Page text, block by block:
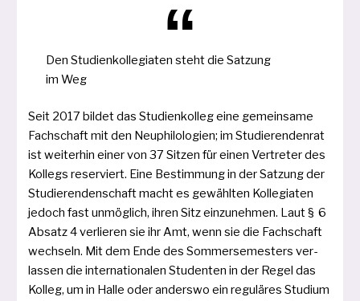
Den Studienkollegiaten steht die Satzung
im Weg
Seit 2017 bil­det das Studienkolleg eine gemein­sa­me
Fachschaft mit den Neuphilologien; im Studierendenrat
ist wei­ter­hin einer von 37 Sitzen für einen Vertreter des
Kollegs reser­viert. Eine Bestimmung in der Satzung der
Studierendenschaft macht es gewähl­ten Kollegiaten
jedoch fast unmög­lich, ihren Sitz ein­zu­neh­men. Laut § 6
Absatz 4 ver­lie­ren sie ihr Amt, wenn sie die Fachschaft
wech­seln. Mit dem Ende des Sommersemesters ver­
las­sen die inter­na­tio­na­len Studenten in der Regel das
Kolleg, um in Halle oder anders­wo ein regu­lä­res Studium